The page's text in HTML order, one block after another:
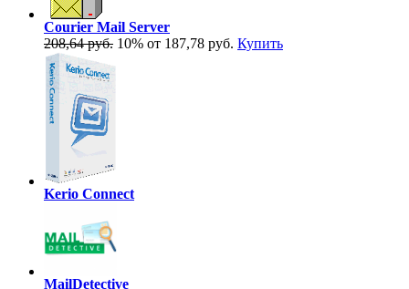
Courier Mail Server
208,64 руб. 10% от 187,78 руб. Купить
Kerio Connect
MailDetective